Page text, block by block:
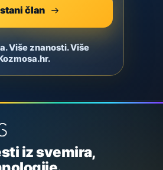
član
Više znanosti. Više
iz svemira,